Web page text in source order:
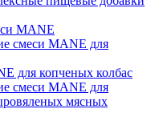
MANE
смеси MANE для
для копченых колбас
смеси MANE для
мясных